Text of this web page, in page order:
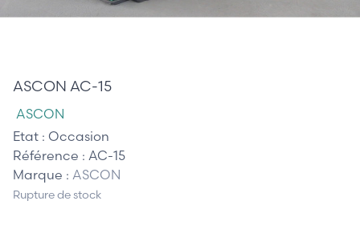
ASCON AC-15
ASCON
Etat : Occasion
Référence : AC-15
Marque : ASCON
Rupture de stock